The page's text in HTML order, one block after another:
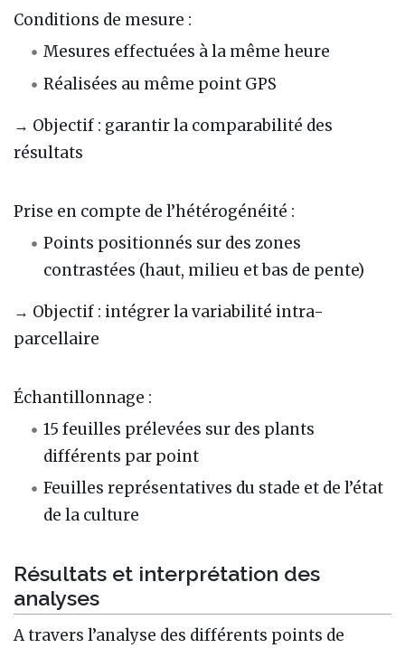
Conditions de mesure :
Mesures effectuées à la même heure
Réalisées au même point GPS
→ Objectif : garantir la comparabilité des
résultats
Prise en compte de l’hétérogénéité :
Points positionnés sur des zones
contrastées (haut, milieu et bas de pente)
→ Objectif : intégrer la variabilité intra-
parcellaire
Échantillonnage :
15 feuilles prélevées sur des plants
différents par point
Feuilles représentatives du stade et de l’état
de la culture
Résultats et interprétation des
analyses
A travers l’analyse des différents points de